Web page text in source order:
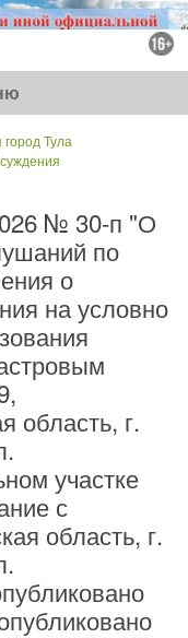
Тула
№ 30-п "О
по
о
на условно
область, г.
участке
с
область, г.